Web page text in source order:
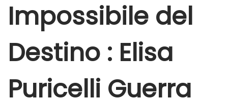
b
e
2
Impossibile del
Destino : Elisa
Puricelli Guerra